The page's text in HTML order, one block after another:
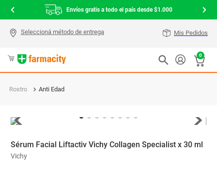
Envíos gratis a todo el país desde $1.000
Mis Pedidos
0
Rostro Anti Edad
Sérum Facial Liftactiv Vichy Collagen Specialist x 30 ml
Vichy